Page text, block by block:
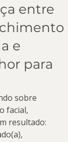
entre
e
para
sobre
facial,
resultado: